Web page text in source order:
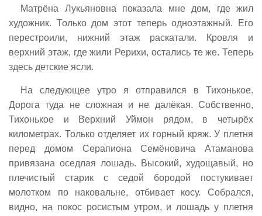
Матрёна Лукьяновна показала мне дом, где жил
художник. Только дом этот теперь одноэтажный. Его
перестроили, нижний этаж раскатали. Кровля и
верхний этаж, где жили Рерихи, остались те же. Теперь
здесь детские ясли.
На следующее утро я отправился в Тихонькое.
Дорога туда не сложная и не далёкая. Собственно,
Тихонькое и Верхний Уймон рядом, в четырёх
километрах. Только отделяет их горный кряж. У плетня
перед домом Серапиона Семёновича Атаманова
привязана оседлая лошадь. Высокий, худощавый, но
плечистый старик с седой бородой постукивает
молотком по наковальне, отбивает косу. Собрался,
видно, на покос росистым утром, и лошадь у плетня